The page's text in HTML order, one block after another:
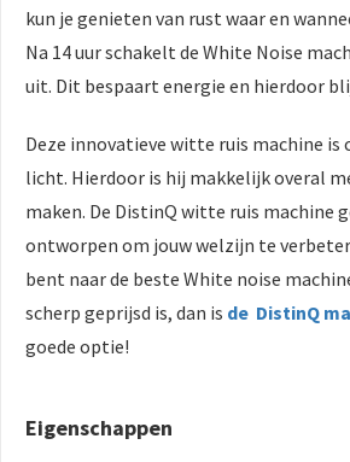
kun je genieten van rust waar en
Na 14 uur schakelt de White Noise
uit. Dit bespaart energie en hierdoor
Deze innovatieve witte ruis machine is
licht. Hierdoor is hij makkelijk overal
maken. De DistinQ witte ruis machine
ontworpen om jouw welzijn te
bent naar de beste White noise
scherp geprijsd is, dan is de DistinQ
goede optie!
Eigenschappen